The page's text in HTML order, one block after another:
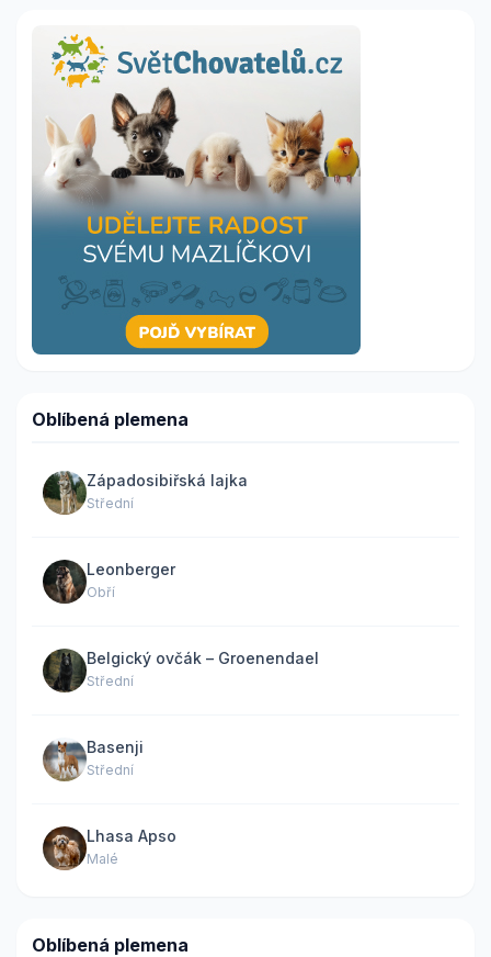
Oblíbená plemena
Západosibiřská lajka
Střední
Leonberger
Obří
Belgický ovčák – Groenendael
Střední
Basenji
Střední
Lhasa Apso
Malé
Oblíbená plemena